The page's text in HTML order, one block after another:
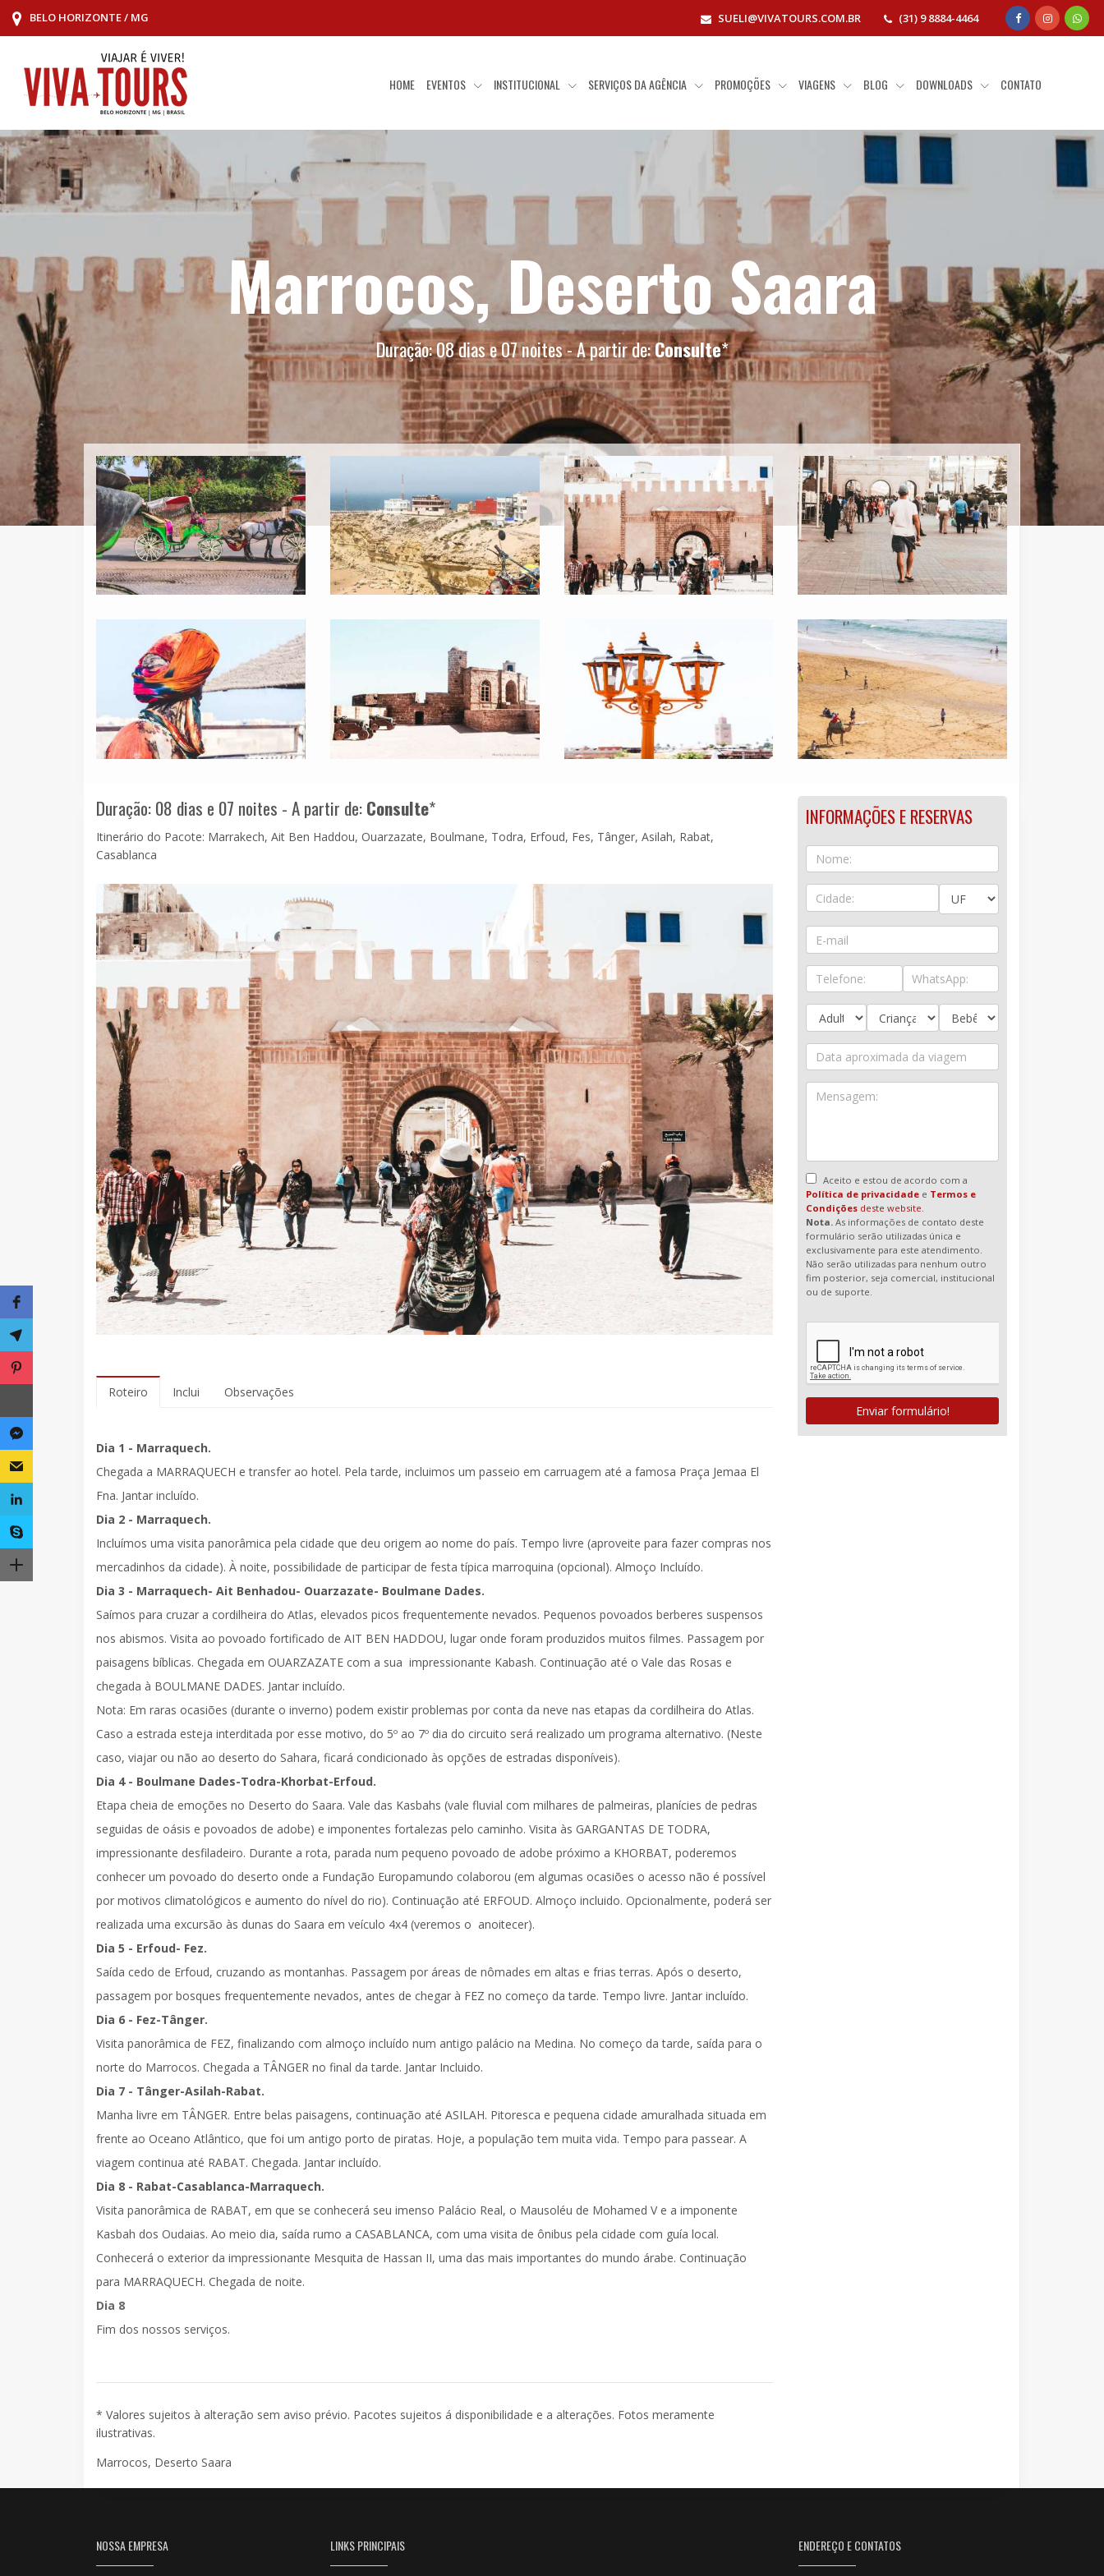
BELO HORIZONTE / MG SUELI@VIVATOURS.COM.BR (31) 9 8884-4464
HOME EVENTOS INSTITUCIONAL SERVIÇOS DA AGÊNCIA PROMOÇÕES VIAGENS BLOG DOWNLOADS CONTATO
Marrocos, Deserto Saara
Duração: 08 dias e 07 noites - A partir de:Consulte*
Duração: 08 dias e 07 noites - A partir de:Consulte*
Itinerário do Pacote: Marrakech, Ait Ben Haddou, Ouarzazate, Boulmane, Todra, Erfoud, Fes, Tânger, Asilah, Rabat,
Casablanca
Roteiro Inclui Observações
Dia 1 - Marraquech.
Chegada a MARRAQUECH etransfer ao hotel. Pela tarde, incluimos um passeio em carruagem até a famosa Praça Jemaa El
Fna. Jantar incluído.
Dia 2 - Marraquech.
Incluímos uma visita panorâmica pela cidade que deu origem ao nome do país. Tempo livre (aproveite para fazer compras nos
mercadinhos da cidade). À noite, possibilidade de participar de festa típica marroquina (opcional). Almoço Incluído.
Dia 3 - Marraquech- Ait Benhadou- Ouarzazate- Boulmane Dades.
Saímos para cruzar a cordilheira do Atlas, elevados picos frequentemente nevados. Pequenos povoados berberes suspensos
nos abismos. Visita ao povoado fortificado de AIT BEN HADDOU, lugar onde foram produzidos muitos filmes. Passagem por
paisagens bíblicas. Chegada em OUARZAZATE com a sua impressionante Kabash. Continuação até o Vale das Rosas e
chegada à BOULMANE DADES. Jantar incluído.
Nota: Em raras ocasiões (durante o inverno) podem existir problemas por conta da neve nas etapas da cordilheira do Atlas.
Caso a estrada esteja interditada por esse motivo, do 5º ao 7º dia do circuito será realizado um programa alternativo. (Neste
caso, viajar ou não ao deserto do Sahara, ficará condicionado às opções de estradas disponíveis).
Dia 4 - Boulmane Dades-Todra-Khorbat-Erfoud.
Etapa cheia de emoções no Deserto do Saara. Vale das Kasbahs (vale fluvial com milhares de palmeiras, planícies de pedras
seguidas de oásis e povoados de adobe) e imponentes fortalezas pelo caminho. Visita às GARGANTAS DE TODRA,
impressionante desfiladeiro. Durante a rota, parada num pequeno povoado de adobe próximo a KHORBAT, poderemos
conhecer um povoado do deserto onde a Fundação Europamundo colaborou (em algumas ocasiões o acesso não é possível
por motivos climatológicos e aumento do nível do rio). Continuação até ERFOUD. Almoço incluido. Opcionalmente, poderá ser
realizada uma excursão às dunas do Saara em veículo 4x4 (veremos o anoitecer).
Dia 5 - Erfoud- Fez.
Saída cedo de Erfoud, cruzando as montanhas. Passagem por áreas de nômades em altas e frias terras. Após o deserto,
passagem por bosques frequentemente nevados, antes de chegar à FEZ no começo da tarde. Tempo livre. Jantar incluído.
Dia 6 - Fez-Tânger.
Visita panorâmica de FEZ, finalizando com almoço incluído num antigo palácio na Medina. No começo da tarde, saída para o
norte do Marrocos. Chegada a TÂNGER no final da tarde. Jantar Incluido.
Dia 7 - Tânger-Asilah-Rabat.
Manha livre em TÂNGER. Entre belas paisagens, continuação até ASILAH. Pitoresca e pequena cidade amuralhada situada em
frente ao Oceano Atlântico, que foi um antigo porto de piratas. Hoje, a população tem muita vida. Tempo para passear. A
viagem continua até RABAT. Chegada. Jantar incluído.
Dia 8 - Rabat-Casablanca-Marraquech.
Visita panorâmica de RABAT, em que se conhecerá seu imenso Palácio Real, o Mausoléu de Mohamed V e a imponente
Kasbah dos Oudaias. Ao meio dia, saída rumo a CASABLANCA, com uma visita de ônibus pela cidade com guía local.
Conhecerá o exterior da impressionante Mesquita de Hassan II, uma das mais importantes do mundo árabe. Continuação
para MARRAQUECH. Chegada de noite.
Dia 8
Fim dos nossos serviços.
* Valores sujeitos à alteração sem aviso prévio. Pacotes sujeitos á disponibilidade e a alterações. Fotos meramente
ilustrativas.
Marrocos, Deserto Saara
INFORMAÇÕES E RESERVAS
Aceito e estou de acordo com a
Política de privacidade e Termos e
Condições deste website.
Nota. As informações de contato deste
formulário serão utilizadas única e
exclusivamente para este atendimento.
Não serão utilizadas para nenhum outro
fim posterior, seja comercial, institucional
ou de suporte.
Enviar formulário!
NOSSA EMPRESA LINKS PRINCIPAIS ENDEREÇO E CONTATOS